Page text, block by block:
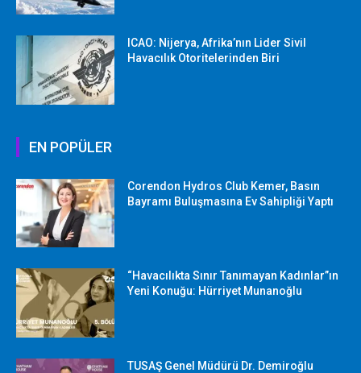
ICAO: Nijerya, Afrika’nın Lider Sivil
Havacılık Otoritelerinden Biri
EN POPÜLER
Corendon Hydros Club Kemer, Basın
Bayramı Buluşmasına Ev Sahipliği Yaptı
“Havacılıkta Sınır Tanımayan Kadınlar”ın
Yeni Konuğu: Hürriyet Munanoğlu
TUSAŞ Genel Müdürü Dr. Demiroğlu